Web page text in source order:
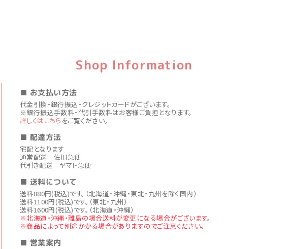
Shop Information
■ お支払い方法
代金引換・銀行振込・クレジットカードがございます。
※銀行振込手数料・代引手数料はお客様ご負担となります。
詳しくはこちら をご覧ください。
■ 配達方法
宅配となります
通常配送 佐川急便
代引き配送 ヤマト急便
■ 送料について
送料880円(税込)です。（北海道・沖縄・東北・九州を除く国内）
送料1100円(税込)です。（東北・九州）
送料1600円(税込)です。（北海道・沖縄）
※北海道・沖縄・離島の場合送料が変更になる場合がございます。
※商品によって別途かかる場合がありますのでご注意ください。
■ 営業案内